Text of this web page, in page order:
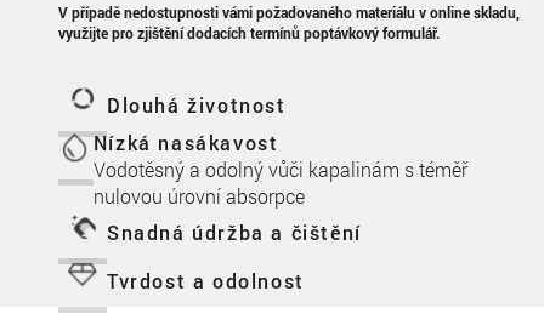
V případě nedostupnosti vámi požadovaného materiálu v online skladu,
využijte pro zjištění dodacích termínů poptávkový formulář.
Dlouhá životnost
Nízká nasákavost
Vodotěsný a odolný vůči kapalinám s téměř
nulovou úrovní absorpce
Snadná údržba a čištění
Tvrdost a odolnost